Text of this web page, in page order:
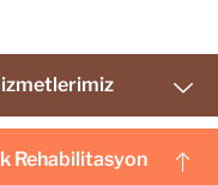
Rehabilitasyon